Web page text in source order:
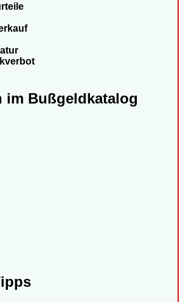
im Bußgeldkatalog